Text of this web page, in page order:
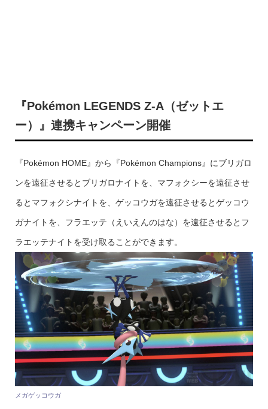
『Pokémon LEGENDS Z-A（ゼットエ
ー）』連携キャンペーン開催
『Pokémon HOME』から『Pokémon Champions』にブリガロ
ンを遠征させるとブリガロナイトを、マフォクシーを遠征させ
るとマフォクシナイトを、ゲッコウガを遠征させるとゲッコウ
ガナイトを、フラエッテ（えいえんのはな）を遠征させるとフ
ラエッテナイトを受け取ることができます。
メガゲッコウガ